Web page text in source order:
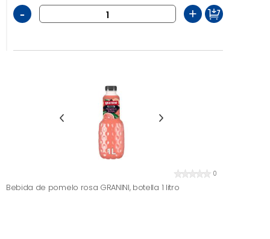
- +
0
Bebida de pomelo rosa GRANINI, botella 1 litro